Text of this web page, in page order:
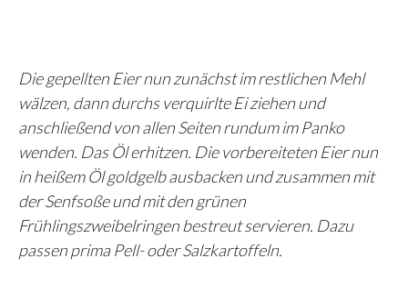
Die gepellten Eier nun zunächst im restlichen Mehl
wälzen, dann durchs verquirlte Ei ziehen und
anschließend von allen Seiten rundum im Panko
wenden. Das Öl erhitzen. Die vorbereiteten Eier nun
in heißem Öl goldgelb ausbacken und zusammen mit
der Senfsoße und mit den grünen
Frühlingszweibelringen bestreut servieren. Dazu
passen prima Pell- oder Salzkartoffeln.